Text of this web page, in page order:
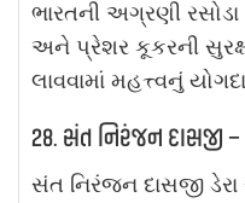
ભારતની અગ્રણી
અને પ્રેશર કૂકરની
લાવવામાં મહત્ત્વનું
28. સંત નિરંજન દાસજી
સંત નિરંજન દાસજી